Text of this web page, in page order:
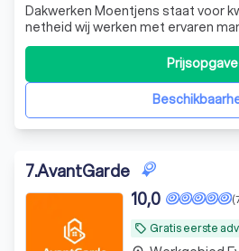
Dakwerken Moentjens staat voor kwaliteit en orde en
netheid wij werken met ervaren
tot in de puntjes,
Prijsopgave
7.AvantGarde
local_offer Gratis eerste
10,0